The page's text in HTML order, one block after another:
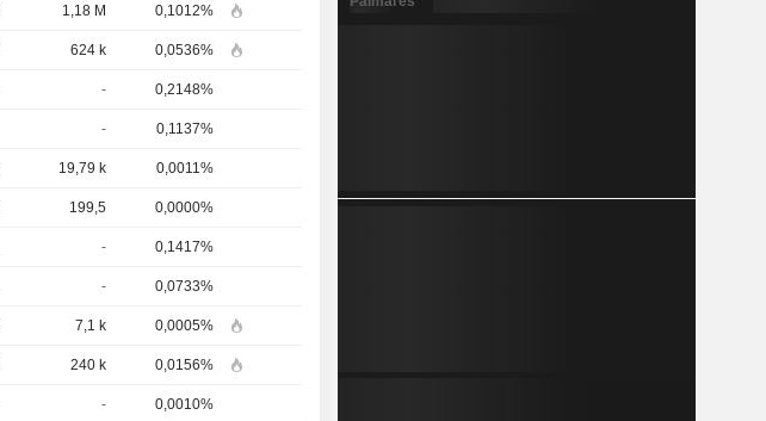
1,18 M 0,1012%
624 k 0,0536%
- 0,2148%
- 0,1137%
19,79 k 0,0011%
199,5 0,0000%
- 0,1417%
- 0,0733%
7,1 k 0,0005%
240 k 0,0156%
- 0,0010%